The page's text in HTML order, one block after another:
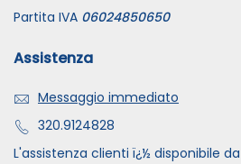
Partita IVA 06024850650
Assistenza
Messaggio immediato
320.9124828
L'assistenza clienti ï¿½ disponibile da